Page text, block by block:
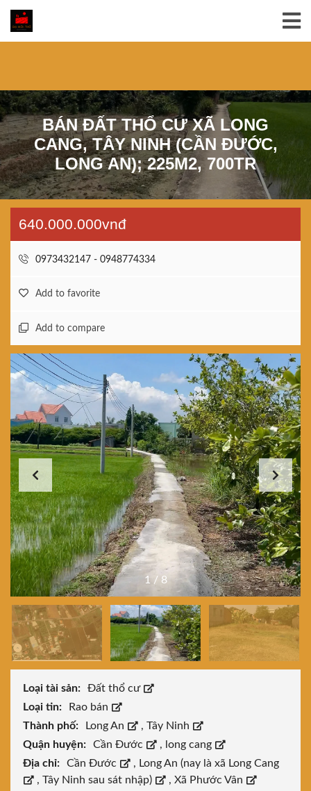
BÁN ĐẤT THỔ CƯ XÃ LONG
CANG, TÂY NINH (CẦN ĐƯỚC,
LONG AN); 225M2, 700TR
640.000.000vnđ
0973432147 - 0948774334
Add to favorite
Add to compare
1 / 8
Loại tài sản:
Đất thổ cư
Loại tin:
Rao bán
Thành phố:
Long An , Tây Ninh
Quận huyện:
Cần Đước , long cang
Địa chỉ:
Cần Đước , Long An (nay là xã Long Cang
, Tây Ninh sau sát nhập) , Xã Phước Vân